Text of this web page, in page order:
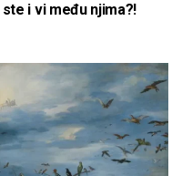
ste i vi među njima?!